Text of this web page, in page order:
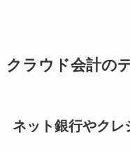
クラウド会計の
ネット銀行やクレ